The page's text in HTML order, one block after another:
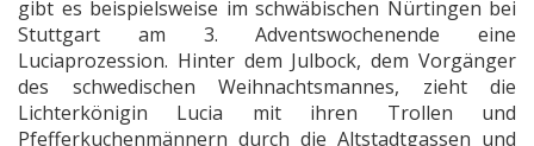
gibt es beispielsweise im schwäbischen Nürtingen bei
Stuttgart am 3. Adventswochenende eine
Luciaprozession. Hinter dem Julbock, dem Vorgänger
des schwedischen Weihnachtsmannes, zieht die
Lichterkönigin Lucia mit ihren Trollen und
Pfefferkuchenmännern durch die Altstadtgassen und